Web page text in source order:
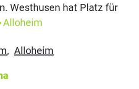
Westhusen hat Platz für
Alloheim
, Alloheim